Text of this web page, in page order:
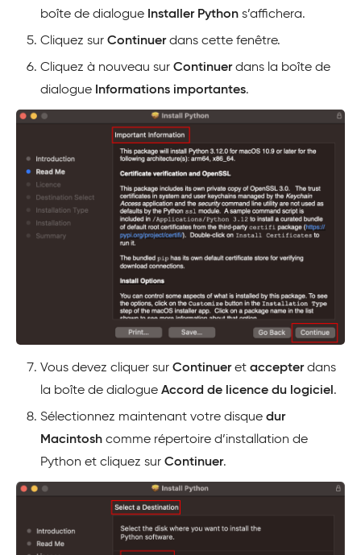
boîte de dialogue Installer Python s’affichera.
Cliquez sur Continuerdans cette fenêtre.
Cliquez à nouveau sur Continuerdans la boîte de
dialogue Informations importantes.
Vous devez cliquer sur Continueret accepterdans
la boîte de dialogue Accord de licence du logiciel .
Sélectionnez maintenant votre disque dur
Macintosh comme répertoire d’installation de
Python et cliquez sur Continuer.